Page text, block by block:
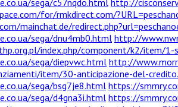
for/rmkdirect.com/
mainchat.de/
sega/dnu4mb0.html http://
index.php/component/k2/item/
sega/diepvwc.html http://
item/30-anticipazione-del-
sega/bsg7je8.html https://
sega/d4gna3i.html https://